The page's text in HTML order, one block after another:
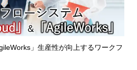
」生産性が向上するワークフ